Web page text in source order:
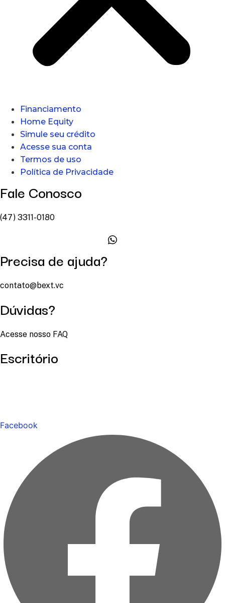
Financiamento
Home Equity
Simule seu crédito
Acesse sua conta
Termos de uso
Política de Privacidade
Fale Conosco
(47) 3311-0180
Precisa de ajuda?
contato@bext.vc
Dúvidas?
Acesse nosso FAQ
Escritório
Facebook